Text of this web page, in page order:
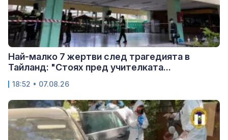
Най-малко 7 жертви след трагедията в
Тайланд: "Стоях пред учителката...
18:52 • 07.08.26